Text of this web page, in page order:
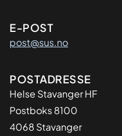
E-POST
post@sus.no
Adresse
POSTADRESSE
Helse Stavanger HF
Postboks 8100
4068 Stavanger